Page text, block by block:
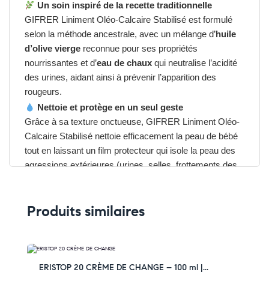
Un soin inspiré de la recette traditionnelle
GIFRER Liniment Oléo-Calcaire Stabilisé est formulé
selon la méthode ancestrale, avec un mélange d’huile
d’olive vierge reconnue pour ses propriétés
nourrissantes et d’eau de chaux qui neutralise l’acidité
des urines, aidant ainsi à prévenir l’apparition des
rougeurs.
Nettoie et protège en un seul geste
Grâce à sa texture onctueuse, GIFRER Liniment Oléo-
Calcaire Stabilisé nettoie efficacement la peau de bébé
tout en laissant un film protecteur qui isole la peau des
agressions extérieures (urines, selles, frottements des
Sans parfum, sans conservateur et testé sous contrôle
Pratique au quotidien
Son format250 mlest idéal pour une utilisation à la
Produits similaires
ERISTOP 20 CRÈME DE CHANGE – 100 ml |...